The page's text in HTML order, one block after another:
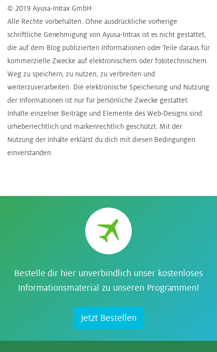
© 2019 Ayusa-Intrax GmbH
Alle Rechte vorbehalten. Ohne ausdrückliche vorherige
schriftliche Genehmigung von Ayusa-Intrax ist es nicht gestattet,
die auf dem Blog publizierten Informationen oder Teile daraus für
kommerzielle Zwecke auf elektronischem oder fototechnischem
Weg zu speichern, zu nutzen, zu verbreiten und
weiterzuverarbeiten. Die elektronische Speicherung und Nutzung
der Informationen ist nur für persönliche Zwecke gestattet.
Inhalte einzelner Beiträge und Elemente des Web-Designs sind
urheberrechtlich und markenrechtlich geschützt. Mit der
Nutzung der Inhalte erklärst du dich mit diesen Bedingungen
einverstanden.
Bestelle dir hier unverbindlich unser kostenloses
Informationsmaterial zu unseren Programmen!
Jetzt Bestellen